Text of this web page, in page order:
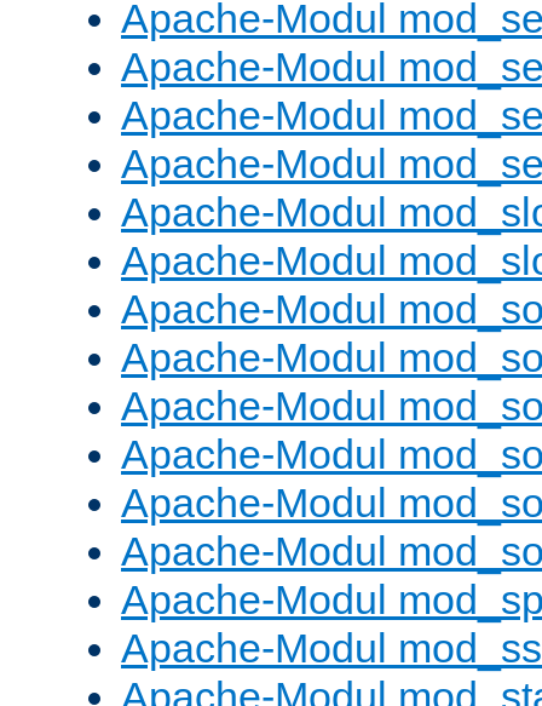
Apache-Modul
Apache-Modul
Apache-Modul
Apache-Modul
Apache-Modul
Apache-Modul
Apache-Modul
Apache-Modul
Apache-Modul
Apache-Modul
Apache-Modul
Apache-Modul
Apache-Modul
Apache-Modul
Apache-Modul